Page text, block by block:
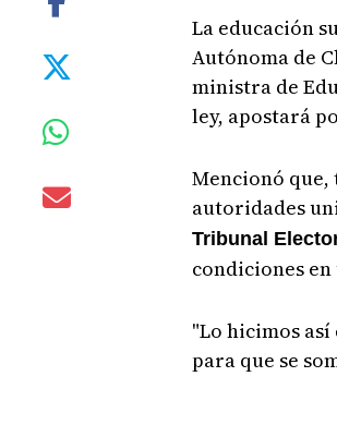
La educación
Autónoma de
ministra de
ley, apostará
Mencionó que,
autoridades
Tribunal
condiciones
"Lo hicimos
para que se